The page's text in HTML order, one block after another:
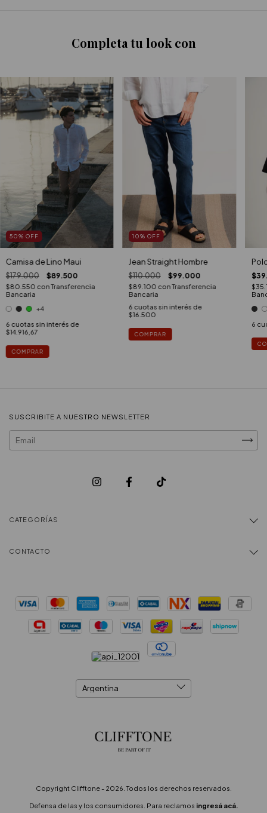
Completa tu look con
50% OFF
Camisa de Lino Maui
$179.000 $89.500
$80.550 con Transferencia
Bancaria
+4
6 cuotas sin interés de
$14.916,67
COMPRAR
10% OFF
Jean Straight Hombre
$110.000 $99.000
$89.100 con Transferencia
Bancaria
6 cuotas sin interés de
$16.500
COMPRAR
6
SUSCRIBITE A NUESTRO NEWSLETTER
CATEGORÍAS
CONTACTO
Copyright Clifftone - 2026. Todos los derechos reservados.
Defensa de las y los consumidores. Para reclamos ingresá acá.